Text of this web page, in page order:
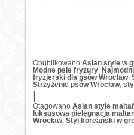
Opublikowano Asian style w
Modne psie fryzury,
fryzjerski dla psów Wroclaw,
Strzyżenie psów Wrocław,
|
Otagowano Asian style
luksusowa pielęgnacja
Wrocław, Styl koreański w